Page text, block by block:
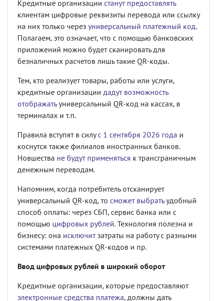
Кредитные организации станут предоставлять
клиентам цифровые реквизиты перевода или ссылку
на них только через универсальный платежный код.
Полагаем, это означает, что с помощью банковских
приложений можно будет сканировать для
безналичных расчетов лишь такие QR-коды.
Тем, кто реализует товары, работы или услуги,
кредитные организации дадут возможность
отображатьуниверсальный QR-код на кассах, в
терминалах и т.п.
Правила вступят в силус 1 сентября 2026 года и
коснутся также филиалов иностранных банков.
Новшества не будут применяться к трансграничным
денежным переводам.
Напомним, когда потребитель отсканирует
универсальный QR-код, то сможет выбратьудобный
способ оплаты: через СБП, сервис банка или с
помощью цифровых рублей. Технология полезна и
бизнесу: она исключитзатраты на работу с разными
системами платежных QR-кодов и пр.
Ввод цифровых рублей в широкий оборот
Кредитные организации, которые предоставляют
электронные средства платежа, должны дать